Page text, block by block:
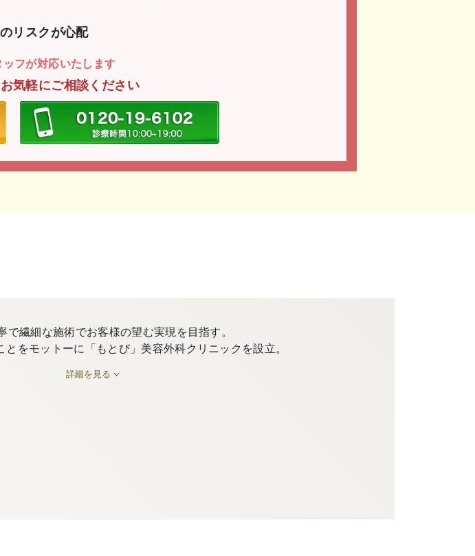
リスクが心配
フが対応いたします
気軽にご相談ください
繊細な施術でお客様の望む実現を目指す。
をモットーに「もとび」美容外科クリニックを設立。
詳細を見る